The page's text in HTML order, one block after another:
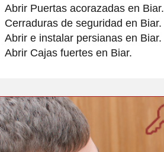
Abrir Puertas acorazadas en Biar.
Cerraduras de seguridad en Biar.
Abrir e instalar persianas en Biar.
Abrir Cajas fuertes en Biar.